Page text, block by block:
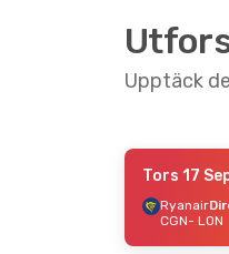
Upptäck
- Mån 7 Sep.
Tors 17
Ryanair
CGN- LON